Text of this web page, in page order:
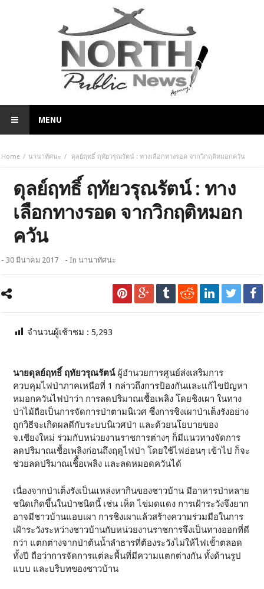
MENU
Home นานาทัศนะ ดุลย์ฤทธิ์ ฤทัยวรุณรัตน์ : ทางเลือกทางรอด จากวิกฤติหมอกควัน
ดุลย์ฤทธิ์ ฤทัยวรุณรัตน์ : ทาง
เลือกทางรอด จากวิกฤติหมอก
ควัน
- 30 มีนาคม 2017 - Inนานาทัศนะ
จำนวนผู้เช้าชม :5,293
นายดุลย์ฤทธิ์ ฤทัยวรุณรัตน์ผู้อำนวยการศูนย์ส่งเสริมการ
ควบคุมไฟป่าภาคเหนือที่ 1 กล่าวถึงการป้องกันและแก้ไขปัญหา
หมอกควันไฟป่าว่า การลดปริมาณเชื้อเพลิง โดยชิงเผา ในทาง
ป่าไม้ถือเป็นการจัดการป่าตามนิเวศ ซึ่งการชิงเผาป่าเต็งรังอย่าง
ถูกวิธีจะเกิดผลดีกับระบบนิเวศป่า และด้วยนโยบายของ
จ.เชียงใหม่ ร่วมกับหน่วยงานราชการต่างๆ ก็มีแนวทางจัดการ
ลดปริมาณเชื้อเพลิงก่อนถึงฤดูไฟป่า โดยใช้ไฟอ่อนๆ เข้าไป ก็จะ
ช่วยลดปริมาณเชิื้อเพลิง และลดหมอดควันได้
เนื่องจากป่าเต็งรังเป็นแหล่งหากินของชาวบ้าน มีอาหารป่าหลาย
ชนิดเกิดขึ้นในป่าชนิดนี้ เช่น เห็ด ไข่มดแดง การเฝ้าระวังจึงยาก
อาจมีชาวบ้านแอบเผา การชิงเผาแล้วสร้างความร่วมมือในการ
เฝ้าระวังระหว่างชาวบ้านกับหน่วยงานราชการจึงเป็นทางออกที่ดี
กว่า แตกต่างจากป่าต้นน้ำลำธารที่ต้องระวังไม่ให้ไฟเขั้าตลอด
ทั้งปี ถือว่าการจัดการแต่ละพื้นที่มีความแตกต่างกัน ทั้งด้านรูป
แบบ และบริบทของชาวบ้าน